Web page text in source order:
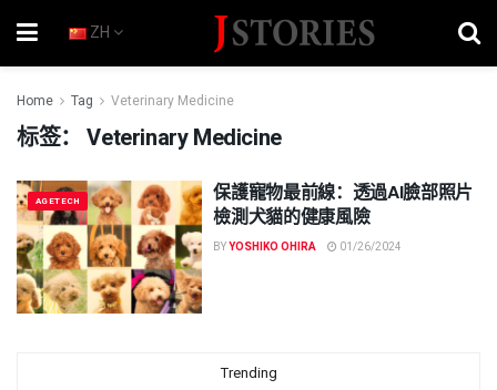
ZH
Home Tag Veterinary Medicine
标签：Veterinary Medicine
AGETECH
保護寵物最前線：透過AI臉部照片
檢測犬貓的健康風險
BYYOSHIKO OHIRA 01/26/2024
Trending